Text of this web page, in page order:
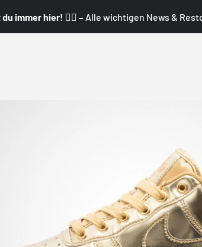
immer hier! 👇🏼 – Alle wichtigen News &